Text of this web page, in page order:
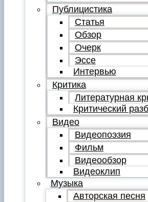
Публицистика
Статья
Обзор
Очерк
Эссе
Интервью
Критика
Литературная
Критический
Видео
Видеопоэзия
Фильм
Видеообзор
Видеоклип
Музыка
Авторская песня